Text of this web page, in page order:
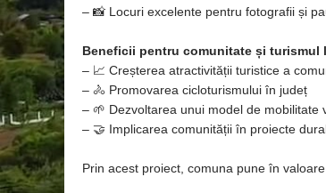
– 📸 Locuri excelente pentru fotografii și
Beneficii pentru comunitate și turismul
– 📈 Creșterea atractivității turistice a
– 🚴 Promovarea cicloturismului în județ
– 🌱 Dezvoltarea unui model de mobilitate
– 🤝 Implicarea comunității în proiecte
Prin acest proiect, comuna pune în